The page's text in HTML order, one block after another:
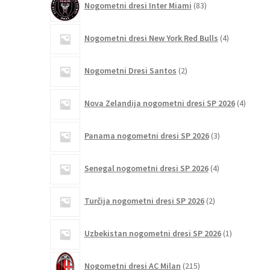
Nogometni dresi Inter Miami 83izdelkov
Nogometni dresi New York Red Bulls 4izdelki
Nogometni Dresi Santos 2izdelka
Nova Zelandija nogometni dresi SP 2026 4izdelki
Panama nogometni dresi SP 2026 3izdelki
Senegal nogometni dresi SP 2026 4izdelki
Turčija nogometni dresi SP 2026 2izdelka
Uzbekistan nogometni dresi SP 2026 1izdelek
Nogometni dresi AC Milan 215